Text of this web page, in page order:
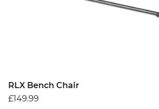
RLX Bench Chair
£149.99